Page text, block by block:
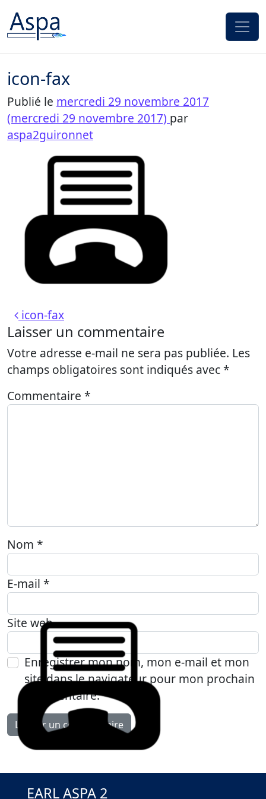
icon-fax
Publié le mercredi 29 novembre 2017
(mercredi 29 novembre 2017) par
aspa2guironnet
Navigation des articles
icon-fax
Laisser un commentaire
Votre adresse e-mail ne sera pas publiée. Les
champs obligatoires sont indiqués avec*
Commentaire *
Nom *
E-mail *
Site web
Enregistrer mon nom, mon e-mail et mon
site dans le navigateur pour mon prochain
commentaire.
EARL ASPA 2